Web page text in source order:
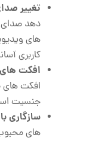
تغییر
‌دهد صدای
‌های
کاربری
افکت‌
افکت ‌های
جنسیت
سازگاری
‌های